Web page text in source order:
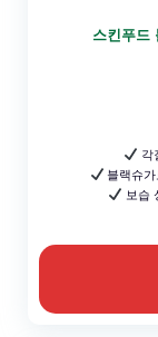
스킨푸드
각
블랙슈
보습